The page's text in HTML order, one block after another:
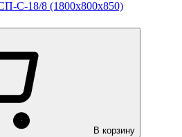
С-18/8 (1800х800х850)
В корзину